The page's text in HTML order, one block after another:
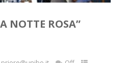
NOTTE ROSA”